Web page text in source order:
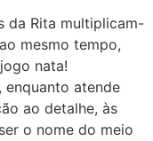
da Rita multiplicam-
mesmo tempo,
nata!
enquanto atende
ao detalhe, às
o nome do meio